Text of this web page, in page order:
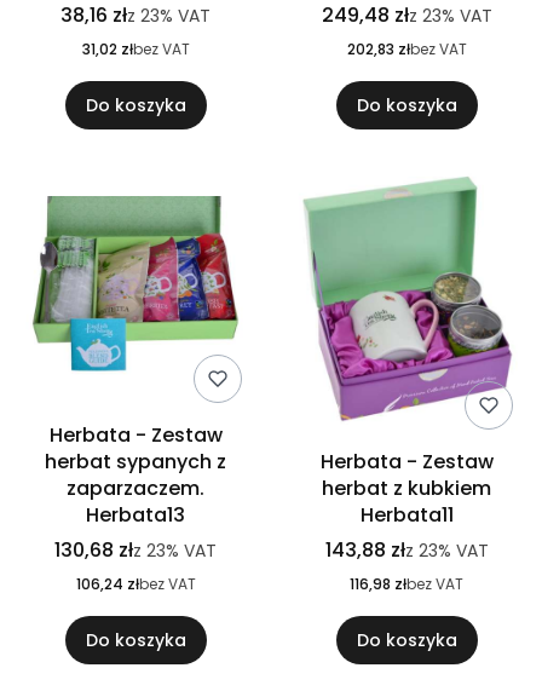
38,16 złz 23% VAT
31,02 złbez VAT
Do koszyka
249,48 złz 23% VAT
202,83 złbez VAT
Do koszyka
Herbata - Zestaw
herbat sypanych z
zaparzaczem.
Herbata13
130,68 złz 23% VAT
106,24 złbez VAT
Do koszyka
Herbata - Zestaw
herbat z kubkiem
Herbata11
143,88 złz 23% VAT
116,98 złbez VAT
Do koszyka